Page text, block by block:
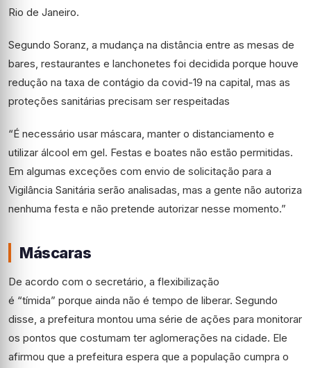
Rio de Janeiro.
Segundo Soranz, a mudança na distância entre as mesas de
bares, restaurantes e lanchonetes foi decidida porque houve
redução na taxa de contágio da covid-19 na capital, mas as
proteções sanitárias precisam ser respeitadas
“É necessário usar máscara, manter o distanciamento e
utilizar álcool em gel. Festas e boates não estão permitidas.
Em algumas exceções com envio de solicitação para a
Vigilância Sanitária serão analisadas, mas a gente não autoriza
nenhuma festa e não pretende autorizar nesse momento.”
Máscaras
De acordo com o secretário, a flexibilização
é “tímida” porque ainda não é tempo de liberar. Segundo
disse, a prefeitura montou uma série de ações para monitorar
os pontos que costumam ter aglomerações na cidade. Ele
afirmou que a prefeitura espera que a população cumpra o